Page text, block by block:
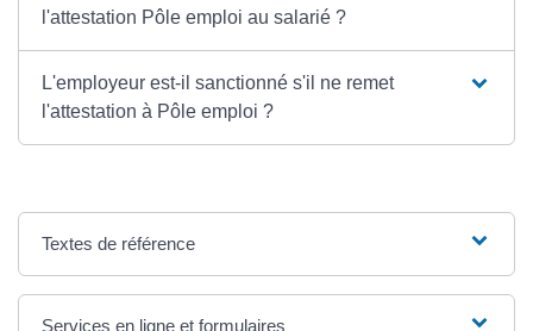
l'attestation Pôle emploi au salarié ?
L'employeur est-il sanctionné s'il ne remet
l'attestation à Pôle emploi ?
Textes de référence
Services en ligne et formulaires